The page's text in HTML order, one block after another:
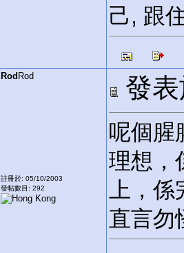
己, 跟
Rod Rod
註冊於: 05/10/2003
發帖數目: 292
發
呢個腥
理想，
上，
直言勿